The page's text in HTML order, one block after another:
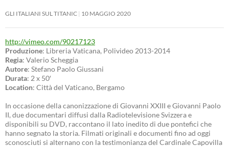
GLI ITALIANI SUL TITANIC 10 MAGGIO 2020
http://vimeo.com/90217123
Produzione: Libreria Vaticana, Polivideo 2013-2014
Regia: Valerio Scheggia
Autore: Stefano Paolo Giussani
Durata: 2 x 50′
Location: Città del Vaticano, Bergamo
In occasione della canonizzazione di Giovanni XXIII e Giovanni Paolo
II, due documentari diffusi dalla Radiotelevisione Svizzera e
disponibili su DVD, raccontano il lato inedito di due pontefici che
hanno segnato la storia. Filmati originali e documenti fino ad oggi
sconosciuti si alternano con la testimonianza del Cardinale Capovilla